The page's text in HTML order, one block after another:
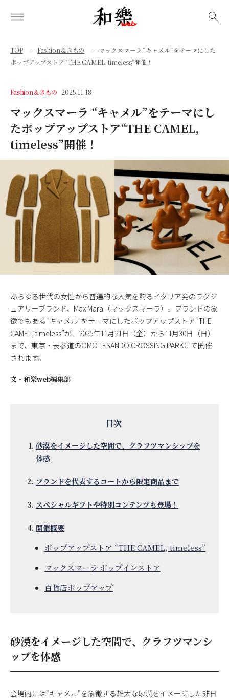
TOP Fashion＆きもの
マックスマーラ “キャメル”をテーマにした
ポップアップストア“THE CAMEL, timeless”開催！
Fashion＆きもの 2025.11.18
マックスマーラ “キャメル”をテーマにし
たポップアップストア“THE CAMEL,
timeless”開催！
あらゆる世代の女性から普遍的な人気を誇るイタリア発のラグジ
ュアリーブランド、Max Mara（マックスマーラ）。ブランドの象
徴でもある“キャメル”をテーマにしたポップアップストア“THE
CAMEL, timeless”が、2025年11月21日（金）から11月30日（日）
まで、東京・表参道のOMOTESANDO CROSSING PARKにて開催
されます。
文・ 和樂web編集部
砂漠をイメージした空間で、クラフツマンシップを
体感
ブランドを代表するコートから限定商品まで
スペシャルギフトや特別コンテンツも登場！
開催概要
ポップアップストア “THE CAMEL, timeless”
マックスマーラ ポップインストア
百貨店ポップアップ
砂漠をイメージした空間で、クラフツマンシ
ップを体感
会場内には“キャメル”を象徴する雄大な砂漠をイメージした非日